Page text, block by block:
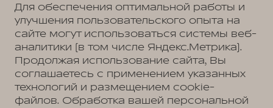
Политика обработки персональных данных
Согласие на коммуникацию
Согласие на предоставление персональных данных третьим лицам
Согласие на обработку ПД
Для обеспечения оптимальной работы и
улучшения пользовательского опыта на
сайте могут использоваться системы веб-
аналитики (в том числе Яндекс.Метрика).
Продолжая использование сайта, Вы
соглашаетесь с применением указанных
технологий и размещением cookie-
файлов. Обработка вашей персональной